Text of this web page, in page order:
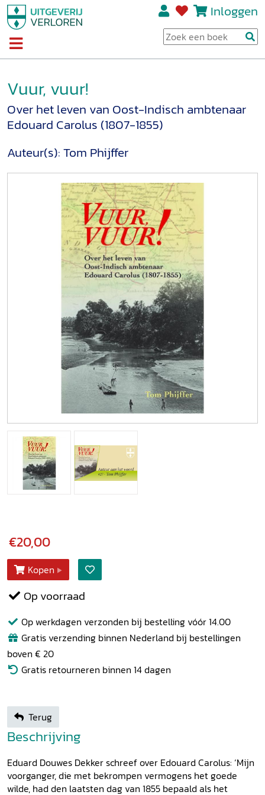
Inloggen
Vuur, vuur!
Over het leven van Oost-Indisch ambtenaar
Edouard Carolus (1807-1855)
Auteur(s):Tom Phijffer
€20,00
Kopen
Op voorraad
Op werkdagen verzonden bij bestelling vóór 14.00
Gratis verzending binnen Nederland bij bestellingen
boven € 20
Gratis retourneren binnen 14 dagen
Terug
Beschrijving
Eduard Douwes Dekker schreef over Edouard Carolus: ‘Mijn
voorganger, die met bekrompen vermogens het goede
wilde, had den laatsten dag van 1855 bepaald als het